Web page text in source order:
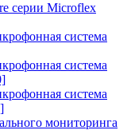
серии Microflex
система
система
система
мониторинга